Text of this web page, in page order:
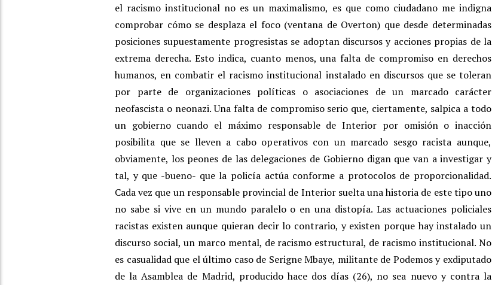
el racismo institucional no es un maximalismo, es que como ciudadano me indigna
comprobar cómo se desplaza el foco (ventana de Overton) que desde determinadas
posiciones supuestamente progresistas se adoptan discursos y acciones propias de la
extrema derecha. Esto indica, cuanto menos, una falta de compromiso en derechos
humanos, en combatir el racismo institucional instalado en discursos que se toleran
por parte de organizaciones políticas o asociaciones de un marcado carácter
neofascista o neonazi. Una falta de compromiso serio que, ciertamente, salpica a todo
un gobierno cuando el máximo responsable de Interior por omisión o inacción
posibilita que se lleven a cabo operativos con un marcado sesgo racista aunque,
obviamente, los peones de las delegaciones de Gobierno digan que van a investigar y
tal, y que -bueno- que la policía actúa conforme a protocolos de proporcionalidad.
Cada vez que un responsable provincial de Interior suelta una historia de este tipo uno
no sabe si vive en un mundo paralelo o en una distopía. Las actuaciones policiales
racistas existen aunque quieran decir lo contrario, y existen porque hay instalado un
discurso social, un marco mental, de racismo estructural, de racismo institucional. No
es casualidad que el último caso de Serigne Mbaye, militante de Podemos y exdiputado
de la Asamblea de Madrid, producido hace dos días (26), no sea nuevo y contra la